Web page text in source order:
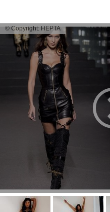
© Copyright: HEPTA